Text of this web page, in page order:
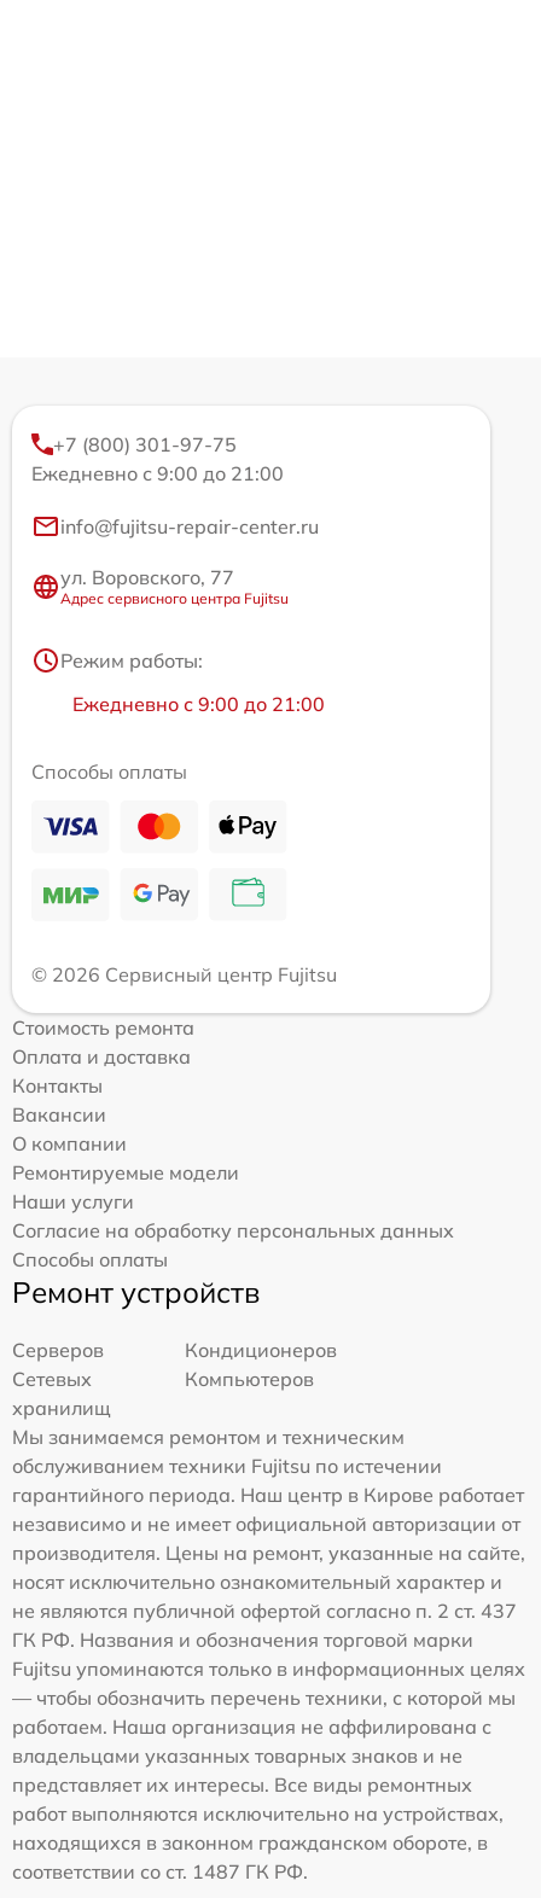
+7 (800) 301-97-75
Ежедневно с 9:00 до 21:00
info@fujitsu-repair-center.ru
ул. Воровского, 77
Адрес сервисного центра Fujitsu
Режим работы:
Ежедневно с 9:00 до 21:00
Способы оплаты
© 2026 Сервисный центр Fujitsu
Стоимость ремонта
Оплата и доставка
Контакты
Вакансии
О компании
Ремонтируемые модели
Наши услуги
Согласие на обработку персональных данных
Способы оплаты
Ремонт устройств
Серверов
Кондиционеров
Сетевых
хранилищ
Компьютеров
Мы занимаемся ремонтом и техническим
обслуживанием техники Fujitsu по истечении
гарантийного периода. Наш центр в Кирове работает
независимо и не имеет официальной авторизации от
производителя. Цены на ремонт, указанные на сайте,
носят исключительно ознакомительный характер и
не являются публичной офертой согласно п. 2 ст. 437
ГК РФ. Названия и обозначения торговой марки
Fujitsu упоминаются только в информационных целях
— чтобы обозначить перечень техники, с которой мы
работаем. Наша организация не аффилирована с
владельцами указанных товарных знаков и не
представляет их интересы. Все виды ремонтных
работ выполняются исключительно на устройствах,
находящихся в законном гражданском обороте, в
соответствии со ст. 1487 ГК РФ.